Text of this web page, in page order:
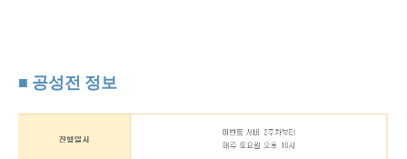
■ 공성전 정보